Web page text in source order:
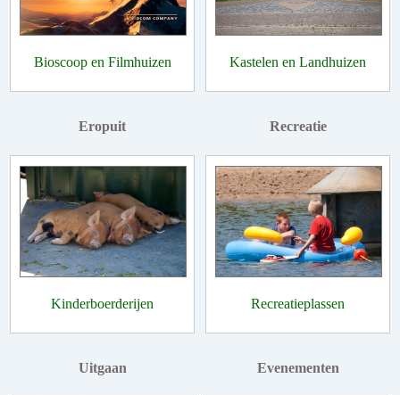
Bioscoop en Filmhuizen Kastelen en Landhuizen
Eropuit
Kinderboerderijen
Recreatie
Recreatieplassen
Uitgaan Evenementen